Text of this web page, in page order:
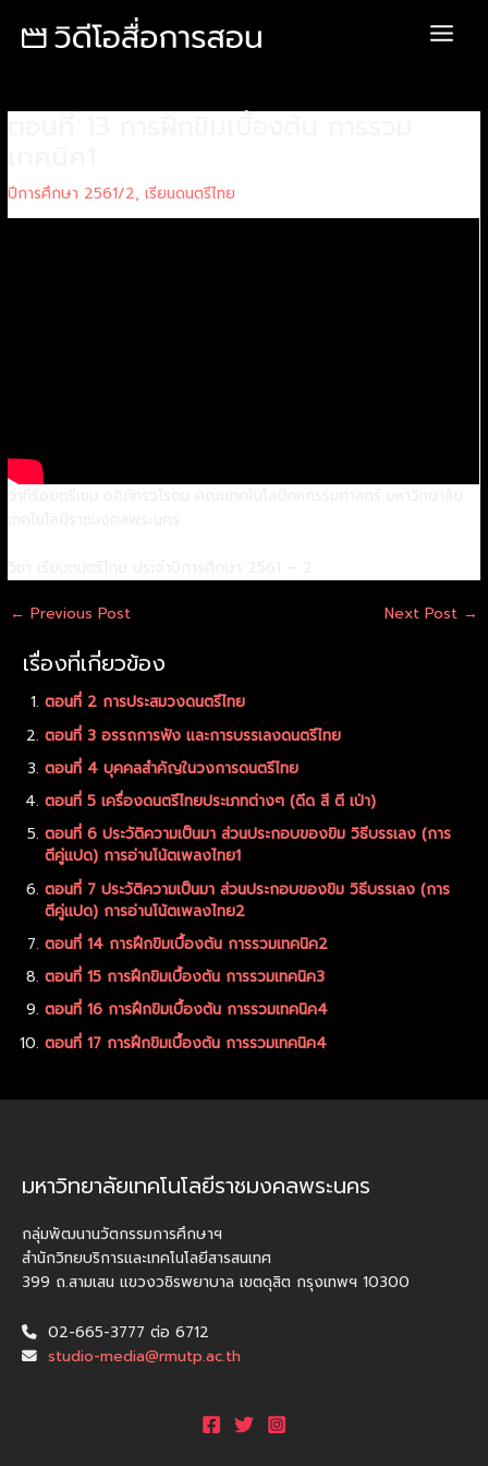
Main
ปีการศึกษา 2561/2,เรียนดนตรีไทย
navigation
← Previous Post Next Post →
เรื่องที่เกี่ยวข้อง
ตอนที่ 2 การประสมวงดนตรีไทย
ตอนที่ 3 อรรถการฟัง และการบรรเลงดนตรีไทย
ตอนที่ 4 บุคคลสำคัญในวงการดนตรีไทย
ตอนที่ 5 เครื่องดนตรีไทยประเภทต่างๆ (ดีด สี ตี เป่า)
ตอนที่ 6 ประวัติความเป็นมา ส่วนประกอบของขิม วิธีบรรเลง (การ
ตีคู่แปด) การอ่านโน้ตเพลงไทย1
ตอนที่ 7 ประวัติความเป็นมา ส่วนประกอบของขิม วิธีบรรเลง (การ
ตีคู่แปด) การอ่านโน้ตเพลงไทย2
ตอนที่ 14 การฝึกขิมเบื้องต้น การรวมเทคนิค2
ตอนที่ 15 การฝึกขิมเบื้องต้น การรวมเทคนิค3
ตอนที่ 16 การฝึกขิมเบื้องต้น การรวมเทคนิค4
ตอนที่ 17 การฝึกขิมเบื้องต้น การรวมเทคนิค4
มหาวิทยาลัยเทคโนโลยีราชมงคลพระนคร
กลุ่มพัฒนานวัตกรรมการศึกษาฯ
สำนักวิทยบริการและเทคโนโลยีสารสนเทศ
399 ถ.สามเสน แขวงวชิรพยาบาล เขตดุสิต กรุงเทพฯ 10300
02-665-3777 ต่อ 6712
studio-media@rmutp.ac.th